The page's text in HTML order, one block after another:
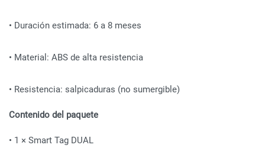
• Duración estimada: 6 a 8 meses
• Material: ABS de alta resistencia
• Resistencia: salpicaduras (no sumergible)
Contenido del paquete
• 1 × Smart Tag DUAL